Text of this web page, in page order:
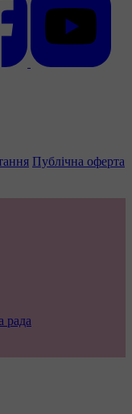
Публічна оферта
рада